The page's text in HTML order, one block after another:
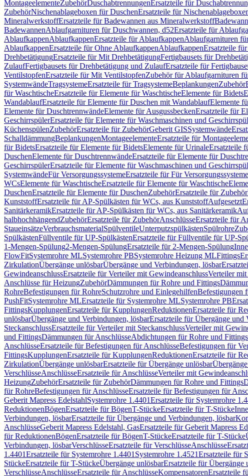
MontageelementeZubehörDuschabtrennungenErsatzteile für
ZubehörNischenablageboxen für DuschenErsatzteile für
MineralwerkstoffErsatzteile für Badewannen aus Mineralwerkstoff
BadewannenAblaufgarnituren für Duschwannen, d52Ersatzteile für
AblaufkappenAblaufkappenErsatzteile für AblaufkappenAblaufgarnituren
AblaufkappenErsatzteile für Ohne AblaufkappenAblaufkappenErsatzteile
DrehbetätigungErsatzteile für Mit DrehbetätigungFertigbausets für
ZulaufFertigbausets für Drehbetätigung und ZulaufErsatzteile für
VentilstopfenErsatzteile für Mit VentilstopfenZubehör für Ablaufgarnituren
SystemwändeTragsystemeErsatzteile für TragsystemeBeplankungenZubehör
für WaschtischeErsatzteile für Elemente für WaschtischeElemente für Bidets
WandablaufErsatzteile für Elemente für Duschen mit WandablaufElemente
Elemente für DuschtrennwändeElemente für AusgussbeckenErsatzteile für
GeschirrspülerErsatzteile für Elemente für Waschmaschinen und
KüchenspülenZubehörErsatzteile für ZubehörGeberit GISSystemwände
SchalldämmungBeplankungenMontageelementeErsatzteile für
für BidetsErsatzteile für Elemente für BidetsElemente für UrinaleErsatzteile
DuschenElemente für DuschtrennwändeErsatzteile für Elemente für
GeschirrspülerErsatzteile für Elemente für Waschmaschinen und
SystemwändeFür VersorgungssystemeErsatzteile für Für Versorgungssysteme
WCsElemente für WaschtischeErsatzteile für Elemente für Waschtische
DuschenErsatzteile für Elemente für DuschenZubehörErsatzteile für Zubehör
KunststoffErsatzteile für AP-Spülkästen für WCs, aus KunststoffAufgesetzt
SanitärkeramikErsatzteile für AP-Spülkästen für WCs, aus Sanitärkeramik
halbhochhängendZubehörErsatzteile für ZubehörAnschlüsseErsatzteile für
StaueinsätzeVerbrauchsmaterialSpülventileUnterputzspülkästenSpülrohre
SpülkästenFüllventile für UP-SpülkästenErsatzteile für Füllventile für UP-
1-Mengen-Spülung2-Mengen-SpülungErsatzteile für 2-Mengen-Spülung
FlowFitSystemrohre MLSystemrohre PBSystemrohre Heizung MLFittings
ZirkulationÜbergänge unlösbarÜbergänge und Verbindungen, lösbar
GewindeanschlussErsatzteile für Verteiler mit GewindeanschlussVerteiler mit
Anschlüsse für HeizungZubehörDämmungen für Rohre und Fittings
RohreBefestigungen für RohreSchutzrohre und EinlegehilfenBefestigungen
PushFitSystemrohre MLErsatzteile für Systemrohre MLSystemrohre PB
FittingsKupplungenErsatzteile für KupplungenReduktionenErsatzteile für
unlösbarÜbergänge und Verbindungen, lösbarErsatzteile für Übergänge und
SteckanschlussErsatzteile für Verteiler mit SteckanschlussVerteiler mit
und FittingsDämmungen für AnschlüsseAbdichtungen für Rohre und Fittings
AnschlüsseErsatzteile für Befestigungen für AnschlüsseBefestigungen für
FittingsKupplungenErsatzteile für KupplungenReduktionenErsatzteile für
ZirkulationÜbergänge unlösbarErsatzteile für Übergänge unlösbar
VerschlüsseAnschlüsseErsatzteile für AnschlüsseVerteiler mit
HeizungZubehörErsatzteile für ZubehörDämmungen für Rohre und Fittings
für RohreBefestigungen für AnschlüsseErsatzteile für Befestigungen für
Geberit Mapress EdelstahlSystemrohre 1.4401Ersatzteile für Systemrohre
ReduktionenBögenErsatzteile für BögenT-StückeErsatzteile für T-Stücke
Verbindungen, lösbarErsatzteile für Übergänge und Verbindungen, lösbar
AnschlüsseGeberit Mapress Edelstahl, GasErsatzteile für Geberit Mapress
für ReduktionenBögenErsatzteile für BögenT-StückeErsatzteile für T-Stücke
Verbindungen, lösbarVerschlüsseErsatzteile für VerschlüsseAnschlüsse
1.4401Ersatzteile für Systemrohre 1.4401 Systemrohre 1.4521Ersatzteile für
StückeErsatzteile für T-StückeÜbergänge unlösbarErsatzteile für Übergänge
VerschlüsseAnschlüsseErsatzteile für AnschlüsseKompensatorenErsatzteile